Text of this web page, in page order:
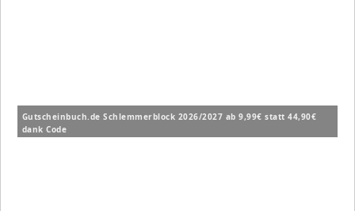
Gutscheinbuch.de Schlemmerblock 2026/2027 ab 9,99€ statt 44,90€
dank Code